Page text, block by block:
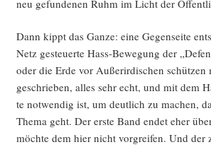
neu gefun­de­nen Ruhm im Licht der
Dann kippt das Gan­ze: eine Gegen­sei­te
Netz gesteu­er­te Hass-Bewe­gung der
oder die Erde vor Außer­ir­di­schen schüt­zen
geschrie­ben, alles sehr echt, und mit dem
te not­wen­dig ist, um deut­lich zu machen,
The­ma geht. Der ers­te Band endet eher
möch­te dem hier nicht vor­grei­fen. Und der